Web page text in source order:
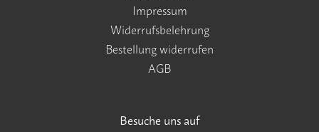
Impressum
Widerrufsbelehrung
Bestellung widerrufen
AGB
Besuche uns auf